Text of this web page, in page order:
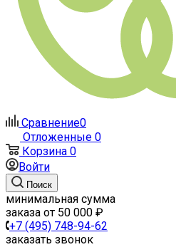
Сравнение0
Отложенные 0
Корзина 0
Войти
Поиск
минимальная сумма
заказа от 50 000 ₽
+7 (495) 748-94-62
заказать звонок